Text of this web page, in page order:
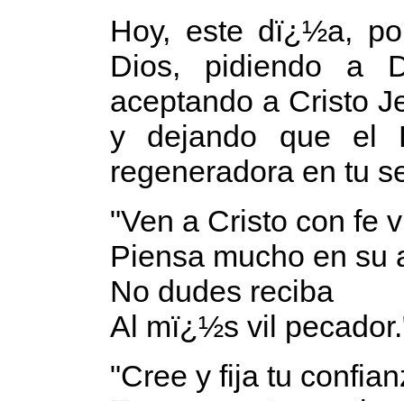
Hoy, este dï¿½a,
Dios, pidiendo a
aceptando a Cristo
y dejando que el
regeneradora en tu
"Ven a Cristo con fe
Piensa mucho en su
No dudes reciba
Al mï¿½s vil
"Cree y fija tu